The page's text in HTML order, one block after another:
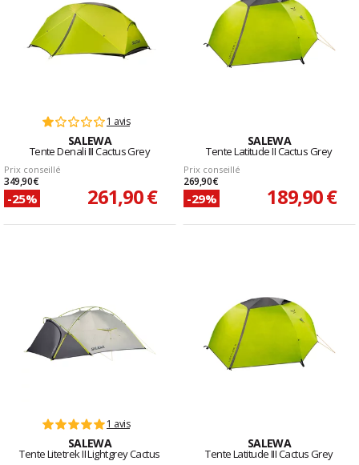
1 avis
SALEWA
Tente Denali III Cactus Grey
Prix conseillé
349,90 €
-25% 261,90 €
SALEWA
Tente Latitude II Cactus Grey
Prix conseillé
269,90 €
-29% 189,90 €
1 avis
SALEWA
Tente Litetrek II Lightgrey Cactus
SALEWA
Tente Latitude III Cactus Grey